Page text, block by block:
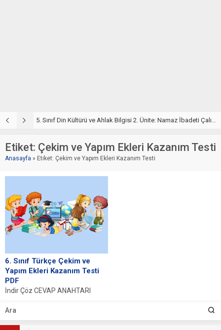
5. Sınıf Namaz İbadeti Ünite Testi – Online Çöz
Etiket: Çekim ve Yapım Ekleri Kazanım Testi
Anasayfa » Etiket: Çekim ve Yapım Ekleri Kazanım Testi
6. Sınıf Türkçe Çekim ve
Yapım Ekleri Kazanım Testi
PDF
İndir Çöz CEVAP ANAHTARI
Türkçede bir kelimenin anlamını
ve cümledeki...